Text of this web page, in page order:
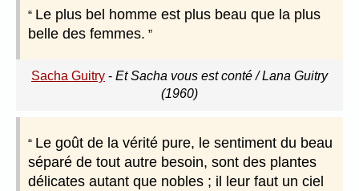
Le plus bel homme est plus beau que la plus
belle des femmes.
Sacha Guitry - Et Sacha vous est conté / Lana Guitry
(1960)
Le goût de la vérité pure, le sentiment du beau
séparé de tout autre besoin, sont des plantes
délicates autant que nobles ; il leur faut un ciel